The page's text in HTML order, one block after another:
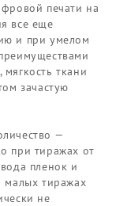
печати на
все еще
и при умелом
ткани
зачастую
—
при тиражах от
пленок и
малых тиражах
не